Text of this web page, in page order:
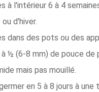
à l'intérieur 6 à 4
d'hiver.
dans des pots ou des
½ (6-8 mm) de pouce de
mais pas mouillé.
en 5 à 8 jours à